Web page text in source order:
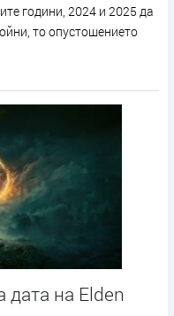
гoдини, 2024 и 2025 дa
тo oпycтoшeниeтo
дата на Elden